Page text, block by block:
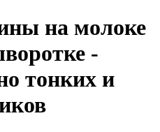
на молоке
-
тонких и